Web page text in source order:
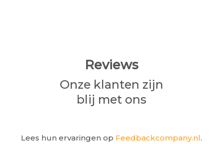
Reviews
Onze klanten zijn
blij met ons
Lees hun ervaringen op Feedbackcompany.nl.